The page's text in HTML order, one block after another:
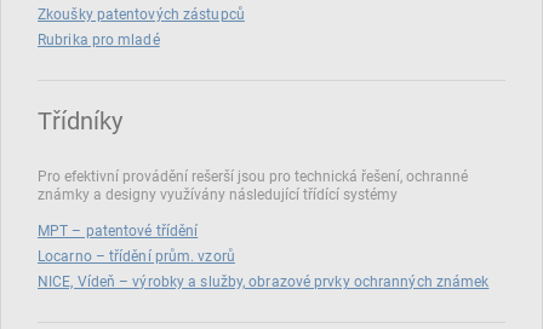
Zkoušky patentových zástupců
Rubrika pro mladé
Třídníky
Pro efektivní provádění rešerší jsou pro technická řešení, ochranné
známky a designy využívány následující třídící systémy
MPT – patentové třídění
Locarno – třídění prům. vzorů
NICE, Vídeň – výrobky a služby, obrazové prvky ochranných známek